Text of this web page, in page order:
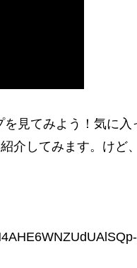
見てみよう！気に入
介してみます。けど